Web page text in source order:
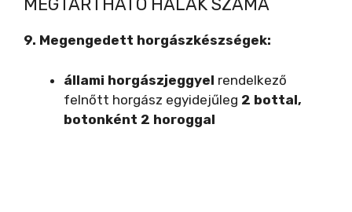
MEGTARTHATÓ HALAK SZÁMA
9. Megengedett horgászkészségek:
állami horgászjeggyel rendelkező
felnőtt horgász egyidejűleg 2 bottal,
botonként 2 horoggal